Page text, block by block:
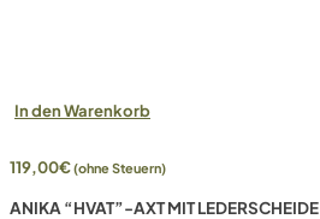
In den Warenkorb
119,00€(ohne Steuern)
ANIKA “HVAT”-AXT MIT LEDERSCHEIDE